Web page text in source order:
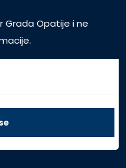
Grada Opatije i ne